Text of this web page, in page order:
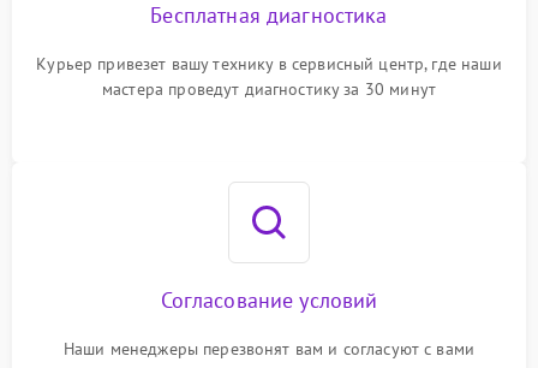
Бесплатная диагностика
Курьер привезет вашу технику в сервисный центр, где наши
мастера проведут диагностику за 30 минут
Согласование условий
Наши менеджеры перезвонят вам и согласуют с вами